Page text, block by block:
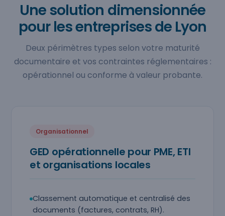
Une solution dimensionnée
pour les entreprises de Lyon
Deux périmètres types selon votre maturité
documentaire et vos contraintes réglementaires :
opérationnel ou conforme à valeur probante.
Organisationnel
GED opérationnelle pour PME, ETI
et organisations locales
Classement automatique et centralisé des
documents (factures, contrats, RH).